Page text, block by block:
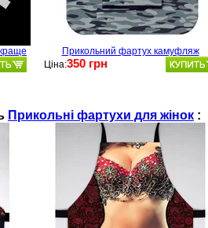
Прикольний фартух камуфляж
Ціна:350 грн
Прикольні фартухи для жінок :